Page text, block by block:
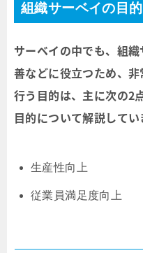
組織サーベイの目的
サーベイの中でも、組
善などに役立つため、
行う目的は、主に次の2
目的について解説してい
生産性向上
従業員満足度向上